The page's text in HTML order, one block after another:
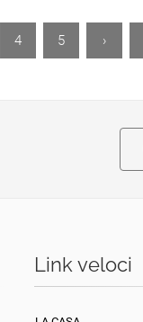
4 5 ›
Link veloci